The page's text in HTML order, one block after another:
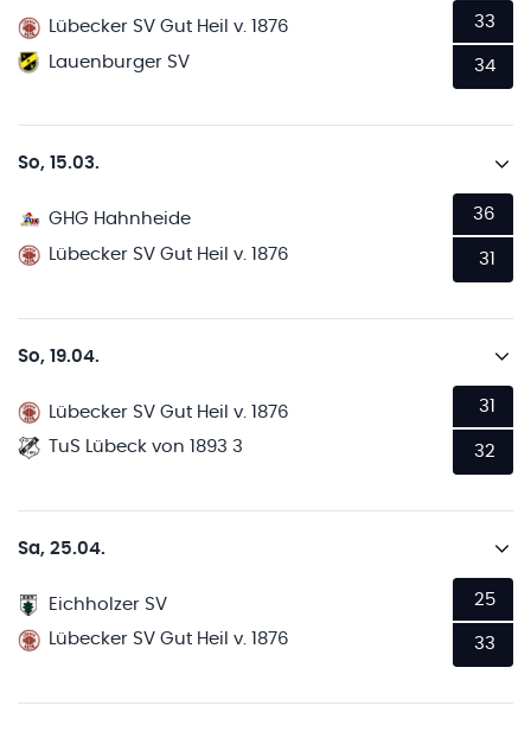
Lübecker SV Gut Heil v. 1876
Lauenburger SV
33
34
So, 15.03.
GHG Hahnheide
Lübecker SV Gut Heil v. 1876
36
31
So, 19.04.
Lübecker SV Gut Heil v. 1876
TuS Lübeck von 1893 3
31
32
Sa, 25.04.
Eichholzer SV
Lübecker SV Gut Heil v. 1876
25
33